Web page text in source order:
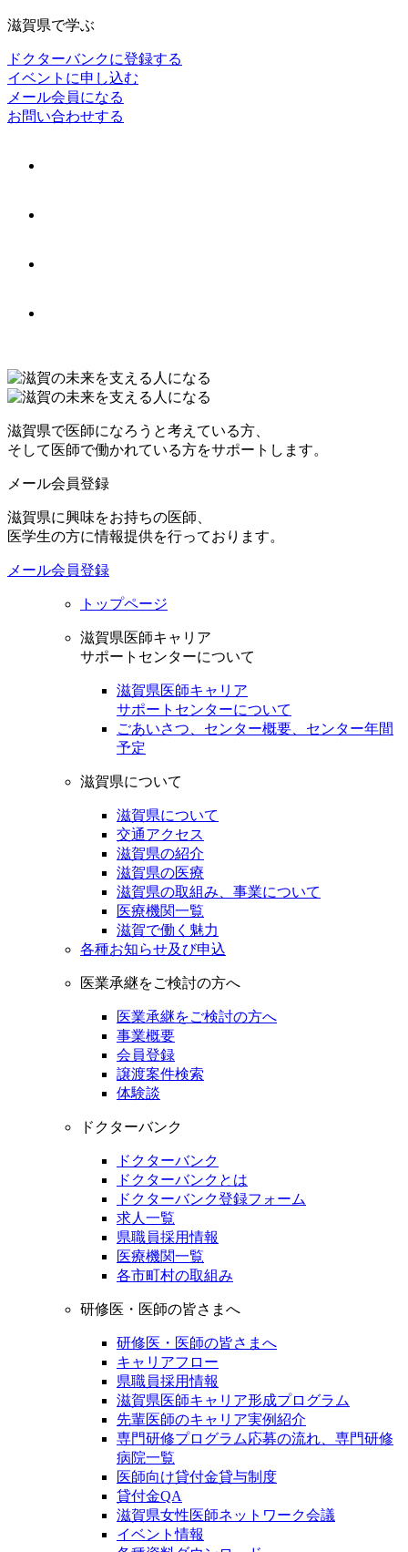
滋賀県で学ぶ
ドクターバンクに登録する
イベントに申し込む
メール会員になる
お問い合わせする
滋賀県で医師になろうと考えている方、
そして医師で働かれている方をサポートします。
メール会員登録
滋賀県に興味をお持ちの医師、
医学生の方に情報提供を行っております。
メール会員登録
トップページ
滋賀県医師キャリア
サポートセンターについて
滋賀県医師キャリア
サポートセンターについて
ごあいさつ、センター概要、センター年間
予定
滋賀県について
滋賀県について
交通アクセス
滋賀県の紹介
滋賀県の医療
滋賀県の取組み、事業について
医療機関一覧
滋賀で働く魅力
各種お知らせ及び申込
医業承継をご検討の方へ
医業承継をご検討の方へ
事業概要
会員登録
譲渡案件検索
体験談
ドクターバンク
ドクターバンク
ドクターバンクとは
ドクターバンク登録フォーム
求人一覧
県職員採用情報
医療機関一覧
各市町村の取組み
研修医・医師の皆さまへ
研修医・医師の皆さまへ
キャリアフロー
県職員採用情報
滋賀県医師キャリア形成プログラム
先輩医師のキャリア実例紹介
専門研修プログラム応募の流れ、専門研修
病院一覧
医師向け貸付金貸与制度
貸付金QA
滋賀県女性医師ネットワーク会議
イベント情報